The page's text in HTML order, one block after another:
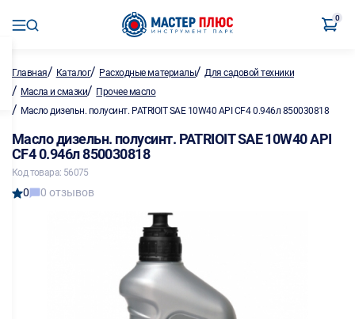
0
Главная/ Каталог/ Расходные материалы/Для садовой техники
/ Масла и смазки/ Прочее масло
/ Масло дизельн. полусинт. PATRIOIT SAE 10W40 API CF4 0.946л 850030818
Масло дизельн. полусинт. PATRIOIT SAE 10W40 API
CF4 0.946л 850030818
Код товара: 56075
0 0 отзывов